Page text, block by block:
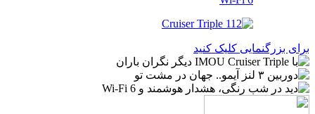
برای بزرگنمایی کلیک کنید